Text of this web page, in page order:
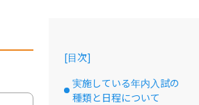
[目次]
選択中のドット
実施している年内入試の
種類と日程について